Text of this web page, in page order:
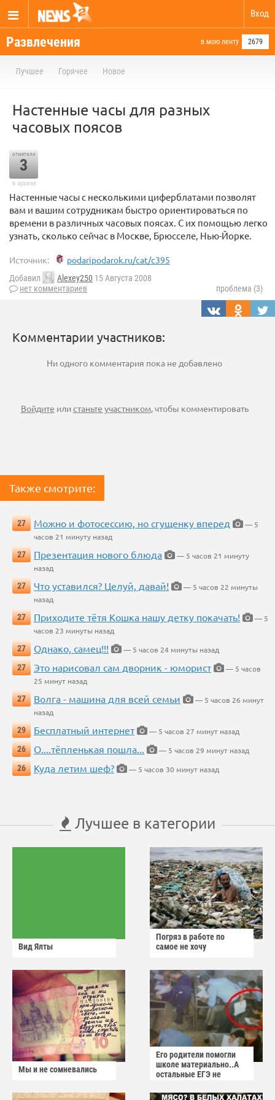
Вход
Развлечения в мою ленту 2679
Лучшее Горячее Новое
Настенные часы для разных
часовых поясов
отметили
3
в архиве
Настенные часы с несколькими циферблатами позволят
вам и вашим сотрудникам быстро ориентироваться по
времени в различных часовых поясах. С их помощью легко
узнать, сколько сейчас в Москве, Брюсселе, Нью-Йорке.
Источник: podaripodarok.ru/cat/c395
Добавил Alexey250 15 Августа 2008
нет комментариев
проблема (3)
Комментарии участников:
Ни одного комментария пока не добавлено
Войдите илистаньте участником, чтобы комментировать
Также смотрите:
27 Можно и фотосессию, но сгущенку вперед
— 5
часов 21 минуту назад
27
Презентация нового блюда
— 5 часов 21 минуту
назад
27
Что уставился? Целуй, давай!
— 5 часов 22 минуты
назад
27
Приходите тётя Кошка нашу детку покачать!
— 5
часов 23 минуты назад
27
Однако, самец!!!
— 5 часов 24 минуты назад
27
Это нарисовал сам дворник - юморист
— 5 часов
25 минут назад
27
Волга - машина для всей семьи
— 5 часов 26 минут
назад
29
Бесплатный интернет
— 5 часов 27 минут назад
26
О....тёпленькая пошла...
— 5 часов 29 минут назад
26
Куда летим шеф? — 5 часов 30 минут назад
Лучшее в категории
Вид Ялты
Погряз в работе по
самое не хочу
Мы и не сомневались
Его родители помогли
школе материально..А
остальные ЕГЭ не